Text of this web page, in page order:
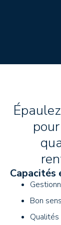
Capacités
Bon